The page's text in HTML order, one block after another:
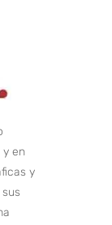
y en
y